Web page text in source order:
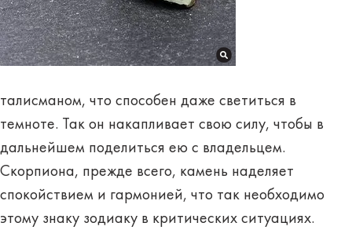
талисманом, что способен даже светиться в
темноте. Так он накапливает свою силу, чтобы в
дальнейшем поделиться ею с владельцем.
Скорпиона, прежде всего, камень наделяет
спокойствием и гармонией, что так необходимо
этому знаку зодиаку в критических ситуациях.